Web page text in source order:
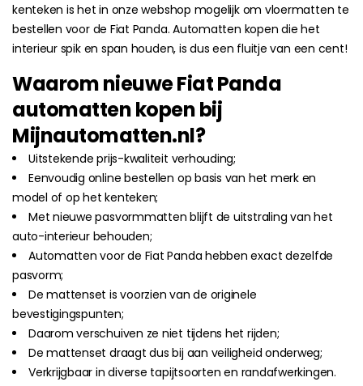
kenteken is het in onze webshop mogelijk om vloermatten te
bestellen voor de Fiat Panda. Automatten kopen die het
interieur spik en span houden, is dus een fluitje van een cent!
Waarom nieuwe Fiat Panda
automatten kopen bij
Mijnautomatten.nl?
Uitstekende prijs-kwaliteit verhouding;
Eenvoudig online bestellen op basis van het merk en
model of op het kenteken;
Met nieuwe pasvormmatten blijft de uitstraling van het
auto-interieur behouden;
Automatten voor de Fiat Panda hebben exact dezelfde
pasvorm;
De mattenset is voorzien van de originele
bevestigingspunten;
Daarom verschuiven ze niet tijdens het rijden;
De mattenset draagt dus bij aan veiligheid onderweg;
Verkrijgbaar in diverse tapijtsoorten en randafwerkingen.